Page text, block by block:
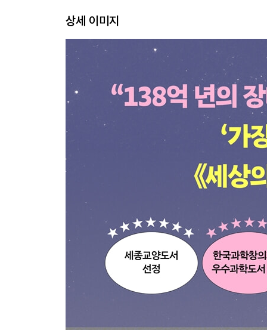
6장 인류, 나무 위에서 내려와 지구 최강의 포식자
7장 무기, 들소를 겨누던 창촉에서 지구를 뒤흔든
8장 농업, 생존을 보장하는 도구에서 생존을 위협
9장 문자, 위기를 극복하고 새로운 문명을 탄생시
3부 생명, 문명, 우주로 나아간 과학
10장 컴퓨터, 창조자의 두뇌를 닮아가다 이를 넘어
11장 생명공학, 유전자 발견을 넘어 신의 설계도에
12장 천문학, 천상의 질서를 뒤흔든 도전과 혁신의
13장 빅뱅, 우주 최고의 미스터리 앞에 선 인류의
상세 이미지